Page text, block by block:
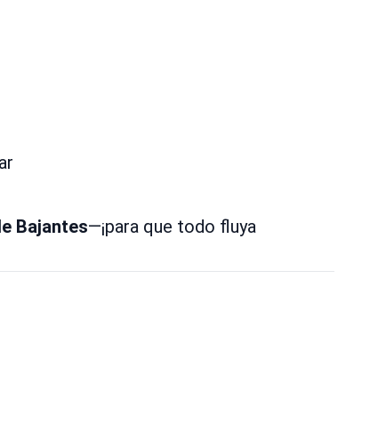
Bajantes—¡para que todo fluya